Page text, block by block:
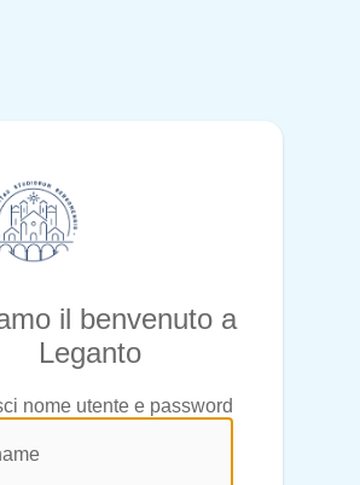
il benvenuto a
Leganto
nome utente e password